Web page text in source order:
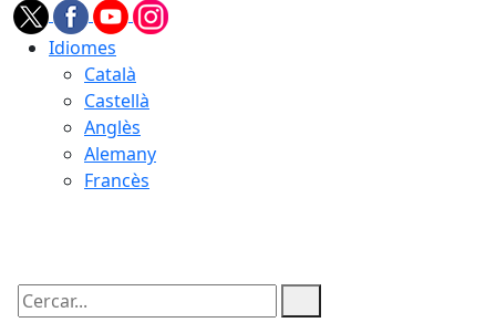
Idiomes
Català
Castellà
Anglès
Alemany
Francès
Cercar: